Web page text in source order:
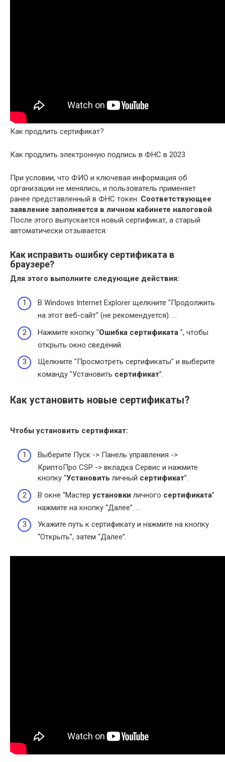
Как продлить сертификат?
Как продлить электронную подпись в ФНС в 2023
При условии, что ФИО и ключевая информация об
организации не менялись, и пользователь применяет
ранее представленный в ФНС токен. Соответствующее
заявление заполняется в личном кабинете налоговой.
После этого выпускается новый сертификат, а старый
автоматически отзывается.
Как исправить ошибку сертификата в
браузере?
Для этого выполните следующие действия:
В Windows Internet Explorer щелкните "Продолжить
на этот веб-сайт" (не рекомендуется). …
Нажмите кнопку "Ошибка сертификата ", чтобы
открыть окно сведений.
Щелкните "Просмотреть сертификаты" и выберите
команду "Установить сертификат".
Как установить новые сертификаты?
Чтобы установить сертификат:
Выберите Пуск -> Панель управления ->
КриптоПро CSP -> вкладка Сервис и нажмите
кнопку “Установить личный сертификат”.
В окне “Мастер установки личного сертификата”
нажмите на кнопку “Далее”. …
Укажите путь к сертификату и нажмите на кнопку
“Открыть”, затем “Далее”.